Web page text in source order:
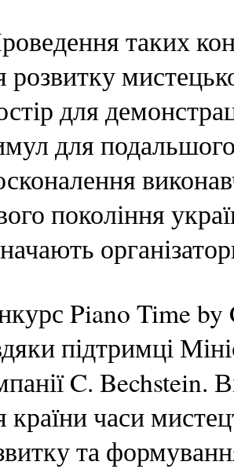
таких
розвитку
для
для
покоління
Piano Time
підтримці
C. Bechstein.
країни часи
та